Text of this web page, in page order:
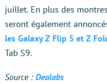
juillet. En plus des
seront également
les Galaxy Z Flip 5 et Z
Tab S9.
Source : Dealabs